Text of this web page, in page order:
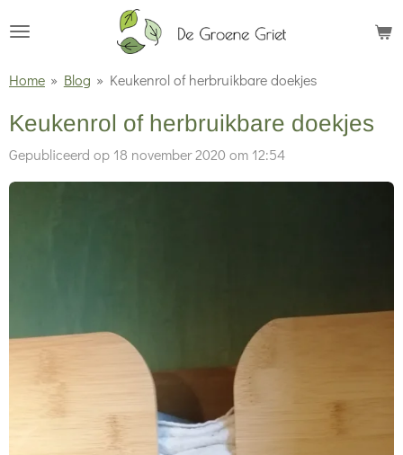
hoofdinhoud
Home » Blog » Keukenrol of herbruikbare doekjes
Keukenrol of herbruikbare doekjes
Gepubliceerd op 18 november 2020 om 12:54